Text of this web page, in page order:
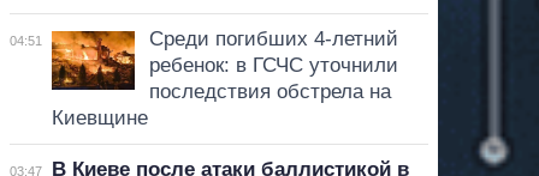
04:51
Среди погибших 4-летний
ребенок: в ГСЧС уточнили
последствия обстрела на
Киевщине
03:47
В Киеве после атаки баллистикой в